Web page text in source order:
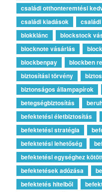
családi otthonteremtési
családi kiadások
blokklánc
blockstock
blocknote vásárlás
blockbenpay
blockben
biztosítási törvény
biztonságos állampapírok
betegségbiztosítás
befektetési életbiztosítás
befektetési stratégia
befektetési lehetőség
befektetési egységhez
befektetések adózása
befektetés hitelből